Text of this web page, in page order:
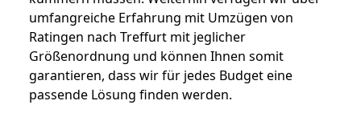
umfangreiche Erfahrung mit Umzügen von
Ratingen nach Treffurt mit jeglicher
Größenordnung und können Ihnen somit
garantieren, dass wir für jedes Budget eine
passende Lösung finden werden.